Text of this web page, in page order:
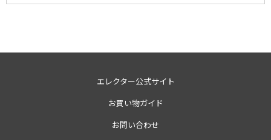
エレクター公式サイト
お買い物ガイド
お問い合わせ